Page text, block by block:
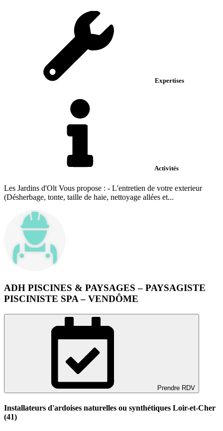
Expertises
Activités
Les Jardins d'Olt Vous propose : - L'entretien de votre exterieur
(Désherbage, tonte, taille de haie, nettoyage allées et...
ADH PISCINES & PAYSAGES – PAYSAGISTE
PISCINISTE SPA – VENDÔME
Prendre RDV
Installateurs d'ardoises naturelles ou synthétiques Loir-et-Cher
(41)